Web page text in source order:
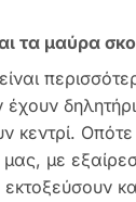
τα μαύρα
κεντρί.
μας, με